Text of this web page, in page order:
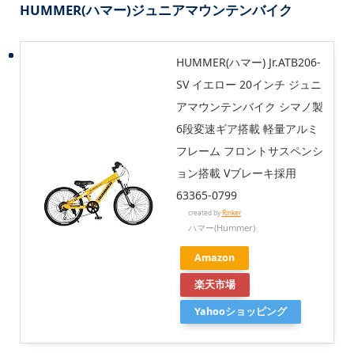
HUMMER(ハマー)ジュニアマウンテンバイク
HUMMER(ハマー) Jr.ATB206-
SV イエロー 20インチ ジュニ
アマウンテンバイク シマノ製
6段変速ギア搭載 軽量アルミ
フレーム フロントサスペンシ
ョン搭載 Vブレーキ採用
63365-0799
created by Rinker
ハマー(Hummer)
Amazon
楽天市場
Yahooショッピング